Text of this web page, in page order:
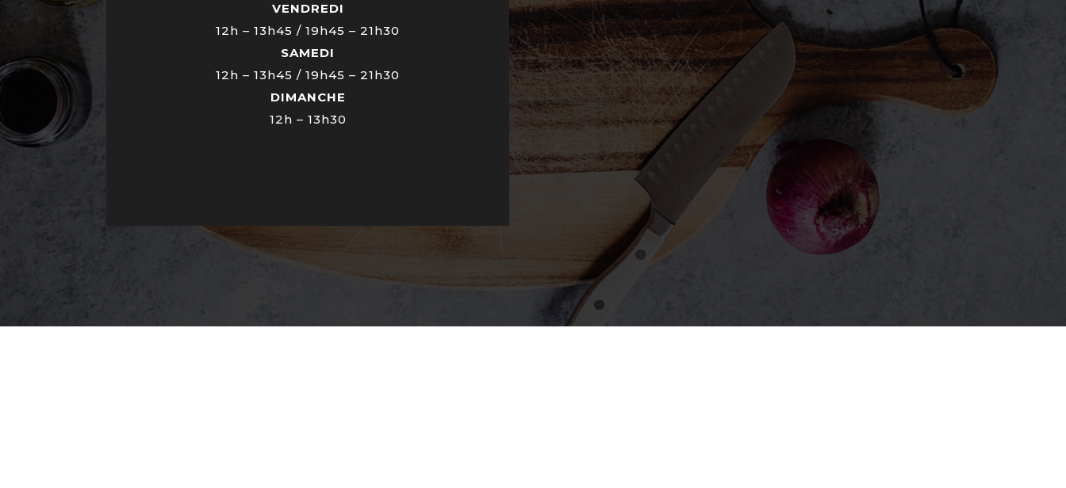
VENDREDI
12h – 13h45 / 19h45 – 21h30
SAMEDI
12h – 13h45 / 19h45 – 21h30
DIMANCHE
12h – 13h30